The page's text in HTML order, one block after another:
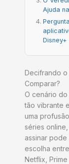
Ajuda
Disney+
Decifrando o
Comparar?
O cenário
tão vibrante
uma
séries
assinar pode
escolha
Netflix,